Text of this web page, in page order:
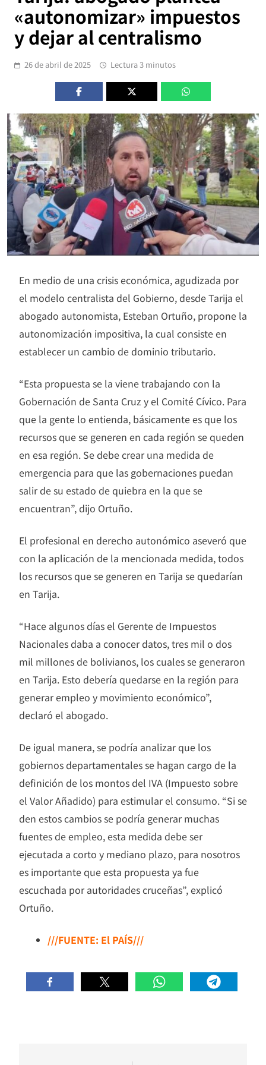
«autonomizar» impuestos
y dejar al centralismo
26 de abril de 2025 Lectura 3 minutos
En medio de una crisis económica, agudizada por
el modelo centralista del Gobierno, desde Tarija el
abogado autonomista, Esteban Ortuño, propone la
autonomización impositiva, la cual consiste en
establecer un cambio de dominio tributario.
“Esta propuesta se la viene trabajando con la
Gobernación de Santa Cruz y el Comité Cívico. Para
que la gente lo entienda, básicamente es que los
recursos que se generen en cada región se queden
en esa región. Se debe crear una medida de
emergencia para que las gobernaciones puedan
salir de su estado de quiebra en la que se
encuentran”, dijo Ortuño.
El profesional en derecho autonómico aseveró que
con la aplicación de la mencionada medida, todos
los recursos que se generen en Tarija se quedarían
en Tarija.
“Hace algunos días el Gerente de Impuestos
Nacionales daba a conocer datos, tres mil o dos
mil millones de bolivianos, los cuales se generaron
en Tarija. Esto debería quedarse en la región para
generar empleo y movimiento económico”,
declaró el abogado.
De igual manera, se podría analizar que los
gobiernos departamentales se hagan cargo de la
definición de los montos del IVA (Impuesto sobre
el Valor Añadido) para estimular el consumo. “Si se
den estos cambios se podría generar muchas
fuentes de empleo, esta medida debe ser
ejecutada a corto y mediano plazo, para nosotros
es importante que esta propuesta ya fue
escuchada por autoridades cruceñas”, explicó
Ortuño.
///FUENTE: El PAÍS///